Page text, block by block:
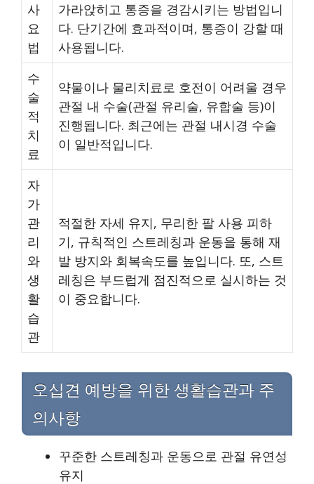
사
요
법
가라앉히고 통증을 경감시키는 방법입니
다. 단기간에 효과적이며, 통증이 강할 때
사용됩니다.
수
술
적
치
료
약물이나 물리치료로 호전이 어려울 경우
관절 내 수술(관절 유리술, 유합술 등)이
진행됩니다. 최근에는 관절 내시경 수술
이 일반적입니다.
자
가
관
리
와
생
활
습
관
적절한 자세 유지, 무리한 팔 사용 피하
기, 규칙적인 스트레칭과 운동을 통해 재
발 방지와 회복속도를 높입니다. 또, 스트
레칭은 부드럽게 점진적으로 실시하는 것
이 중요합니다.
오십견 예방을 위한 생활습관과 주
의사항
꾸준한 스트레칭과 운동으로 관절 유연성
유지